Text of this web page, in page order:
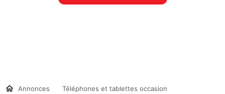
Annonces
Téléphones et tablettes occasion